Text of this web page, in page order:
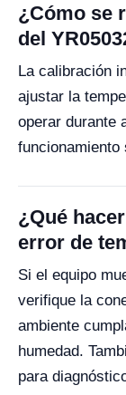
¿Cómo se
del
La calibración
ajustar la
operar durante
funcionamiento
¿Qué
error de
Si el equipo
verifique la
ambiente
humedad.
para